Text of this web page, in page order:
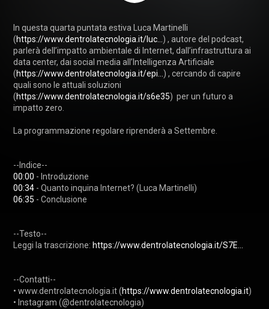
In questa quarta puntata estiva Luca Martinelli
(https://www.dentrolatecnologia.it/luc... ) , autore del podcast,
parlerà dell’impatto ambientale di Internet, dall’infrastruttura ai
data center, dai social media all’Intelligenza Artificiale
(https://www.dentrolatecnologia.it/epi... ) , cercando di capire
quali sono le attuali soluzioni
(https://www.dentrolatecnologia.it/s6e35)  per un futuro a
impatto zero.
La programmazione regolare riprenderà a Settembre.
00:00
00:34
06:35 - Conclusione
--Testo--
Leggi la trascrizione: https://www.dentrolatecnologia.it/S7E...
--Contatti--
• www.dentrolatecnologia.it (https://www.dentrolatecnologia.it)
• Instagram (@dentrolatecnologia)